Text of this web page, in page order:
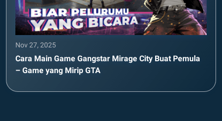
Nov 27, 2025
Cara Main Game Gangstar Mirage City Buat Pemula
– Game yang Mirip GTA